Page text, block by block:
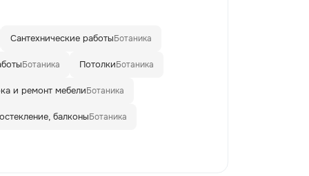
Сантехнические работыБотаника
Ботаника ПотолкиБотаника
и ремонт мебелиБотаника
балконыБотаника